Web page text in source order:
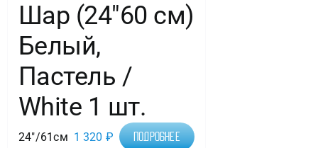
Шар (24″60 см)
Белый,
Пастель /
White 1 шт.
24"/61см 1 320 ₽ Подробнее